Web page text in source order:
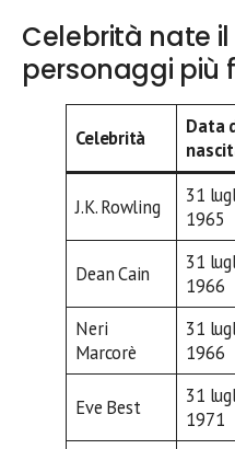
Celebrità nate il
personaggi più
Celebrità
Data
J.K. Rowling
31
1965
Dean Cain
31
1966
Neri
Marcorè
31
1966
Eve Best
31
1971